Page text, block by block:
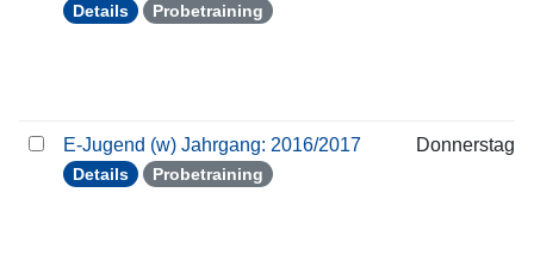
Details Probetraining
E-Jugend (w) Jahrgang: 2016/2017
Details Probetraining
Donnerstag